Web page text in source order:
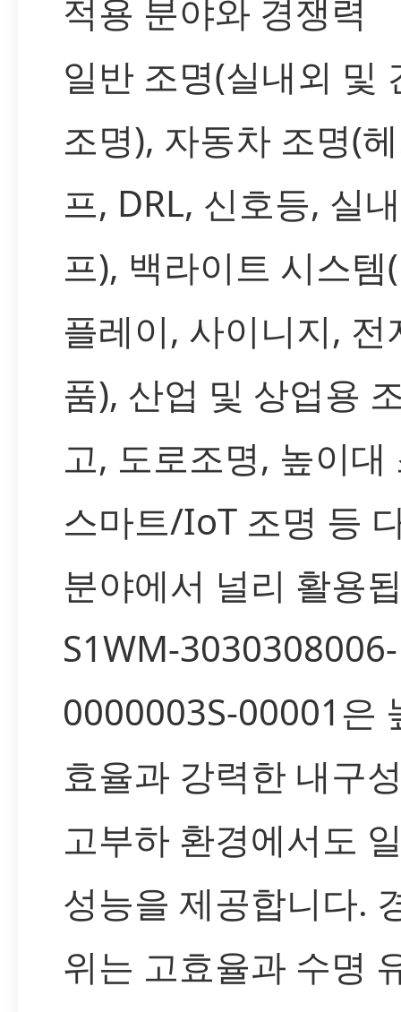
적용 분야와 경쟁력
일반 조명(실내외 및
조명), 자동차 조명(
프, DRL, 신호등, 실
프), 백라이트 시스템
플레이, 사이니지, 전
품), 산업 및 상업용
고, 도로조명, 높이대
스마트/IoT 조명 등
분야에서 널리 활용
S1WM-3030308006-
0000003S-00001은
효율과 강력한 내구
고부하 환경에서도
성능을 제공합니다.
위는 고효율과 수명